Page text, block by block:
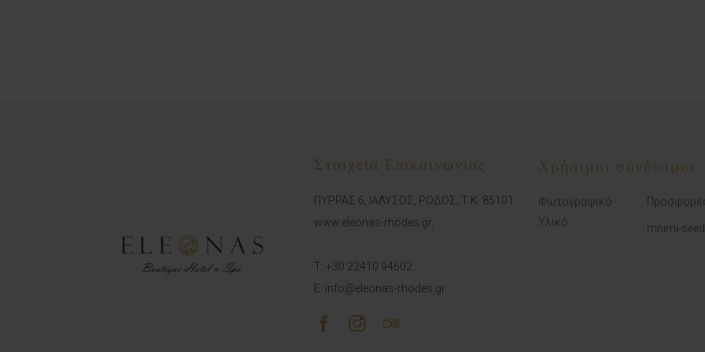
Στοιχεία Επικοινωνίας
ΠΥΡΡΑΣ 6, ΙΑΛΥΣΟΣ, ΡΟΔΟΣ, Τ.Κ. 85101
www.eleonas-rhodes.gr,
T: +30 22410 94602
E: info@eleonas-rhodes.gr
Χρήσιμοι σύνδεσμοι
Φωτογραφικό
Υλικό
mnimi-